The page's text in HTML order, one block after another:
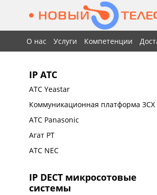
О нас Услуги Компетенции
IP АТС
АТС Yeastar
Коммуникационная платформа 3CX
АТС Panasonic
Агат РТ
АТС NEC
IP DECT микросотовые
системы